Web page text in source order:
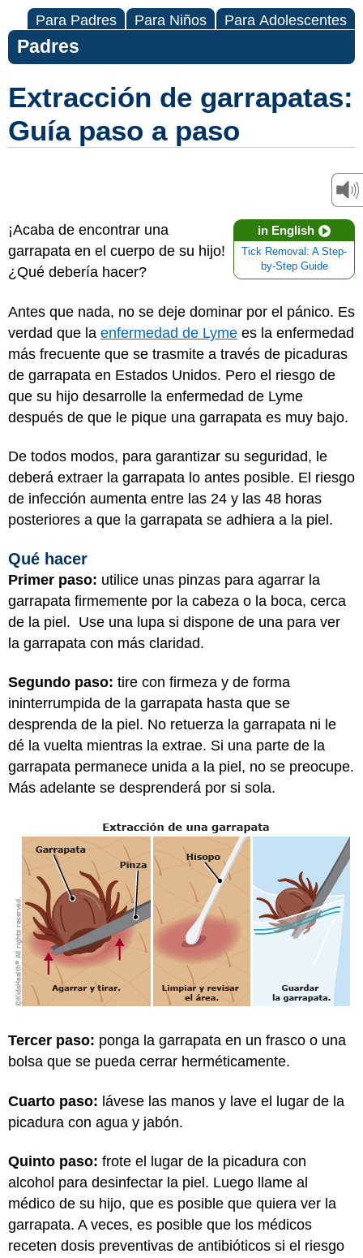
Para Padres Para Niños Para Adolescentes
Padres
Extracción de garrapatas:
Guía paso a paso
in English
Tick Removal: A Step-
by-Step Guide
¡Acaba de encontrar una
garrapata en el cuerpo de su hijo!
¿Qué debería hacer?
Antes que nada, no se deje dominar por el pánico. Es
verdad que la enfermedad de Lyme es la enfermedad
más frecuente que se trasmite a través de picaduras
de garrapata en Estados Unidos. Pero el riesgo de
que su hijo desarrolle la enfermedad de Lyme
después de que le pique una garrapata es muy bajo.
De todos modos, para garantizar su seguridad, le
deberá extraer la garrapata lo antes posible. El riesgo
de infección aumenta entre las 24 y las 48 horas
posteriores a que la garrapata se adhiera a la piel.
Qué hacer
Primer paso: utilice unas pinzas para agarrar la
garrapata firmemente por la cabeza o la boca, cerca
de la piel. Use una lupa si dispone de una para ver
la garrapata con más claridad.
Segundo paso: tire con firmeza y de forma
ininterrumpida de la garrapata hasta que se
desprenda de la piel. No retuerza la garrapata ni le
dé la vuelta mientras la extrae. Si una parte de la
garrapata permanece unida a la piel, no se preocupe.
Más adelante se desprenderá por si sola.
Tercer paso: ponga la garrapata en un frasco o una
bolsa que se pueda cerrar herméticamente.
Cuarto paso: lávese las manos y lave el lugar de la
picadura con agua y jabón.
Quinto paso: frote el lugar de la picadura con
alcohol para desinfectar la piel. Luego llame al
médico de su hijo, que es posible que quiera ver la
garrapata. A veces, es posible que los médicos
receten dosis preventivas de antibióticos si el riesgo